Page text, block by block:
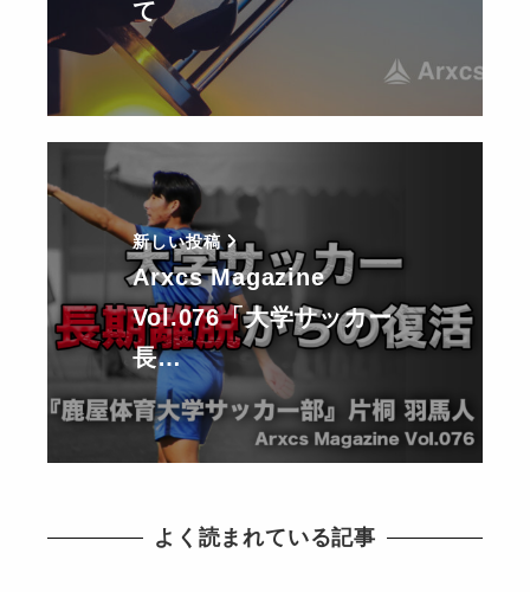
て
新しい投稿
Arxcs Magazine
Vol.076「大学サッカー
長…
よく読まれている記事